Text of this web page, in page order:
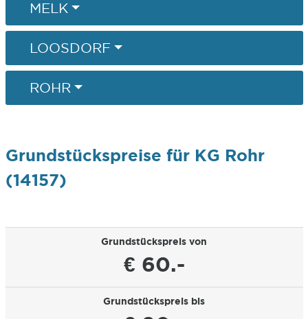
MELK
LOOSDORF
ROHR
Grundstückspreise für KG Rohr
(14157)
Grundstückspreis von
€ 60.-
Grundstückspreis bis